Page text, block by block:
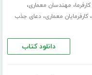
، مهندسان معماری،
،کارفرمایان معماری،دعای جذب
دانلود کتاب